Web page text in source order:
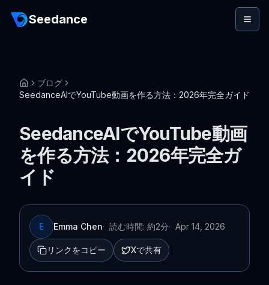
Seedance
ブログ
SeedanceAIでYouTube動画を作る方法：2026年完全ガイド
SeedanceAIでYouTube動画
を作る方法：2026年完全ガ
イド
E Emma Chen· 読む時間: 約2分· Apr 14, 2026
リンクをコピー Xで共有